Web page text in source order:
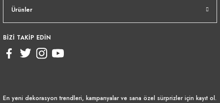
Ürünler
BİZİ TAKİP EDİN
En yeni dekorasyon trendleri, kampanyalar ve sana özel sürprizler için kayıt ol.